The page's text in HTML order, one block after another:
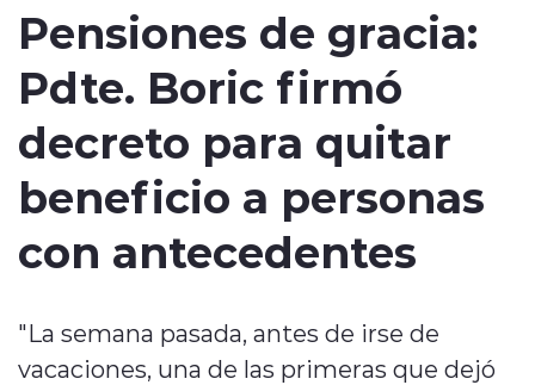
Deportes
Internacional
Entrevistas
Pensiones de gracia:
Pdte. Boric firmó
decreto para quitar
beneficio a personas
con antecedentes
"La semana pasada, antes de irse de
vacaciones, una de las primeras que dejó